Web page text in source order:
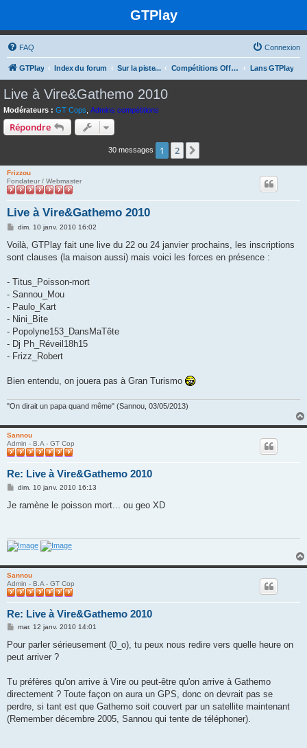
GTPlay
FAQ Connexion
GTPlay Index du forum Sur la piste... Compétitions Offline Lans GTPlay
Live à Vire&Gathemo 2010
Modérateurs : GT Cops Admins compétitions
Répondre
30 messages 1 2
Frizzou
Fondateur / Webmaster
Live à Vire&Gathemo 2010
M
s
a
dim. 10 janv. 2010 16:02
Voilà, GTPlay fait une live du 22 ou 24 janvier prochains, les inscriptions
sont clauses (la maison aussi) mais voici les forces en présence :
- Titus_Poisson-mort
- Sannou_Mou
- Paulo_Kart
- Nini_Bite
- Popolyne153_DansMaTête
- Dj Ph_Réveil18h15
- Frizz_Robert
Bien entendu, on jouera pas à Gran Turismo
"On dirait un papa quand même" (Sannou, 03/05/2013)
Sannou
Admin - B.A - GT Cop
Re: Live à Vire&Gathemo 2010
M
s
dim. 10 janv. 2010 16:13
Je ramène le poisson mort... ou geo XD
Sannou
Admin - B.A - GT Cop
Re: Live à Vire&Gathemo 2010
M
s
a
mar. 12 janv. 2010 14:01
Pour parler sérieusement (0_o), tu peux nous redire vers quelle heure on
peut arriver ?
Tu préfères qu'on arrive à Vire ou peut-être qu'on arrive à Gathemo
directement ? Toute façon on aura un GPS, donc on devrait pas se
perdre, si tant est que Gathemo soit couvert par un satellite maintenant
(Remember décembre 2005, Sannou qui tente de téléphoner).